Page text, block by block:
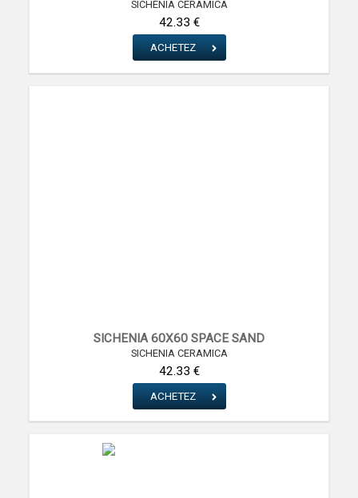
SICHENIA CERAMICA
42.33 €
ACHETEZ
SICHENIA 60X60 SPACE SAND
SICHENIA CERAMICA
42.33 €
ACHETEZ